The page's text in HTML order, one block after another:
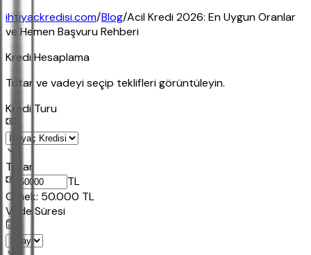
ihtiyackredisi.com/Blog/Acil Kredi 2026: En Uygun Oranlar
ve Hemen Başvuru Rehberi
Kredi Hesaplama
Tutar ve vadeyi seçip teklifleri görüntüleyin.
Kredi Turu
Tutar
TL
Ornek: 50.000 TL
Vade Süresi